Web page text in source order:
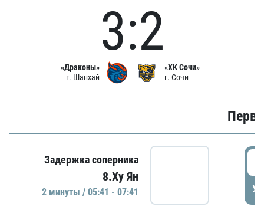
«Драконы»
г. Шанхай
3:2
«ХК Сочи»
г. Сочи
Задержка соперника
8.Ху Ян
2 минуты / 05:41 - 07:41